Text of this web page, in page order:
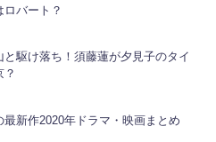
ロバート？
と駆け落ち！須藤蓮が夕見子のタイ
？
最新作2020年ドラマ・映画まとめ